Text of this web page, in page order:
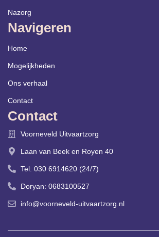
Nazorg
Navigeren
Home
Mogelijkheden
Ons verhaal
Contact
Contact
Voorneveld Uitvaartzorg
Laan van Beek en Royen 40
Tel: 030 6914620 (24/7)
Doryan: 0683100527
info@voorneveld-uitvaartzorg.nl